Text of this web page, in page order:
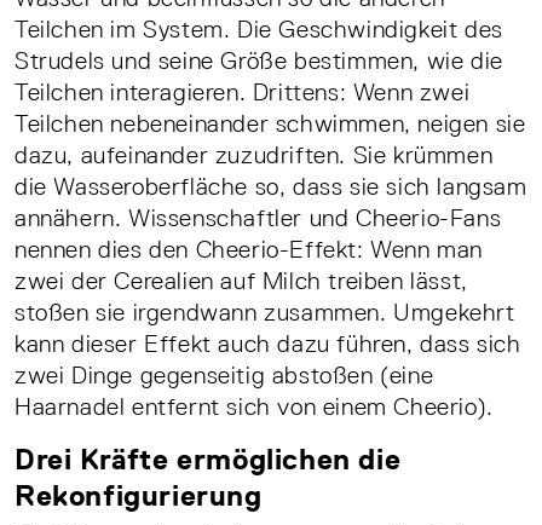
Teilchen im System. Die Geschwindigkeit des
Strudels und seine Größe bestimmen, wie die
Teilchen interagieren. Drittens: Wenn zwei
Teilchen nebeneinander schwimmen, neigen sie
dazu, aufeinander zuzudriften. Sie krümmen
die Wasseroberfläche so, dass sie sich langsam
annähern. Wissenschaftler und Cheerio-Fans
nennen dies den Cheerio-Effekt: Wenn man
zwei der Cerealien auf Milch treiben lässt,
stoßen sie irgendwann zusammen. Umgekehrt
kann dieser Effekt auch dazu führen, dass sich
zwei Dinge gegenseitig abstoßen (eine
Haarnadel entfernt sich von einem Cheerio).
Drei Kräfte ermöglichen die
Rekonfigurierung